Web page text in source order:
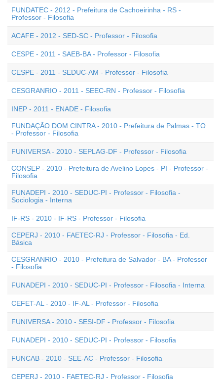
FUNDATEC - 2012 - Prefeitura de Cachoeirinha - RS -
Professor - Filosofia
ACAFE - 2012 - SED-SC - Professor - Filosofia
CESPE - 2011 - SAEB-BA - Professor - Filosofia
CESPE - 2011 - SEDUC-AM - Professor - Filosofia
CESGRANRIO - 2011 - SEEC-RN - Professor - Filosofia
INEP - 2011 - ENADE - Filosofia
FUNDAÇÃO DOM CINTRA - 2010 - Prefeitura de Palmas - TO
- Professor - Filosofia
FUNIVERSA - 2010 - SEPLAG-DF - Professor - Filosofia
CONSEP - 2010 - Prefeitura de Avelino Lopes - PI - Professor -
Filosofia
FUNADEPI - 2010 - SEDUC-PI - Professor - Filosofia -
Sociologia - Interna
IF-RS - 2010 - IF-RS - Professor - Filosofia
CEPERJ - 2010 - FAETEC-RJ - Professor - Filosofia - Ed.
Básica
CESGRANRIO - 2010 - Prefeitura de Salvador - BA - Professor
- Filosofia
FUNADEPI - 2010 - SEDUC-PI - Professor - Filosofia - Interna
CEFET-AL - 2010 - IF-AL - Professor - Filosofia
FUNIVERSA - 2010 - SESI-DF - Professor - Filosofia
FUNADEPI - 2010 - SEDUC-PI - Professor - Filosofia
FUNCAB - 2010 - SEE-AC - Professor - Filosofia
CEPERJ - 2010 - FAETEC-RJ - Professor - Filosofia